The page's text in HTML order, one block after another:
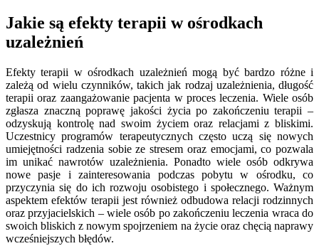
Jakie są efekty terapii w ośrodkach
uzależnień
Efekty terapii w ośrodkach uzależnień mogą być bardzo różne i
zależą od wielu czynników, takich jak rodzaj uzależnienia, długość
terapii oraz zaangażowanie pacjenta w proces leczenia. Wiele osób
zgłasza znaczną poprawę jakości życia po zakończeniu terapii –
odzyskują kontrolę nad swoim życiem oraz relacjami z bliskimi.
Uczestnicy programów terapeutycznych często uczą się nowych
umiejętności radzenia sobie ze stresem oraz emocjami, co pozwala
im unikać nawrotów uzależnienia. Ponadto wiele osób odkrywa
nowe pasje i zainteresowania podczas pobytu w ośrodku, co
przyczynia się do ich rozwoju osobistego i społecznego. Ważnym
aspektem efektów terapii jest również odbudowa relacji rodzinnych
oraz przyjacielskich – wiele osób po zakończeniu leczenia wraca do
swoich bliskich z nowym spojrzeniem na życie oraz chęcią naprawy
wcześniejszych błędów.